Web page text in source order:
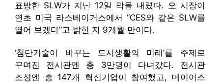
표방한 SLW가 지난 12일 막을 내렸다. 오 시장이
연초 미국 라스베이거스에서 “CES와 같은 SLW를
열어 보겠다”고 밝힌 지 9개월 만이다.
‘첨단기술이 바꾸는 도시생활의 미래’를 주제로
꾸며진 전시관엔 총 3만명이 다녀갔다. 전시관
조성엔 총 147개 혁신기업이 참여했고, 메이어스